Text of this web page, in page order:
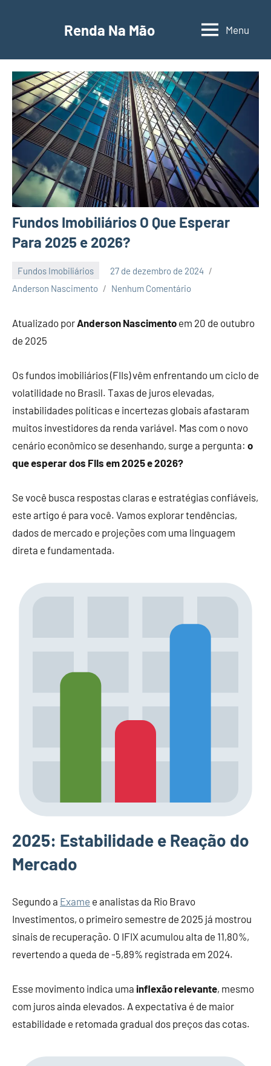
conteúdo
Renda Na Mão
Contabilidade,
e
empreendedorismo
Menu
Fundos Imobiliários O Que Esperar
Para 2025 e 2026?
Fundos Imobiliários
27 de dezembro de 2024
Anderson Nascimento
Nenhum Comentário
Atualizado porAnderson Nascimento em 20 de outubro
de 2025
Os fundos imobiliários (FIIs) vêm enfrentando um ciclo de
volatilidade no Brasil. Taxas de juros elevadas,
instabilidades políticas e incertezas globais afastaram
muitos investidores da renda variável. Mas com o novo
cenário econômico se desenhando, surge a pergunta: o
que esperar dos FIIs em 2025 e 2026?
Se você busca respostas claras e estratégias confiáveis,
este artigo é para você. Vamos explorar tendências,
dados de mercado e projeções com uma linguagem
direta e fundamentada.
2025: Estabilidade e Reação do
Mercado
Segundo a Exame e analistas da Rio Bravo
Investimentos, o primeiro semestre de 2025 já mostrou
sinais de recuperação. O IFIX acumulou alta de 11,80%,
revertendo a queda de -5,89% registrada em 2024.
Esse movimento indica uma inflexão relevante, mesmo
com juros ainda elevados. A expectativa é de maior
estabilidade e retomada gradual dos preços das cotas.